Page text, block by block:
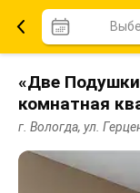
«Две
комнатная
г. Вологда, ул.